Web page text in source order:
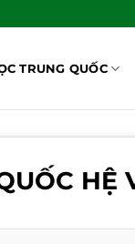
TRUNG QUỐC
HỆ